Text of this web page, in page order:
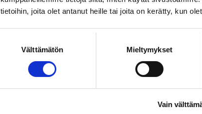
tietoihin, joita olet antanut heille tai joita on kerätty, kun
Välttämätön Mieltymykset
Vain
Akvaattiset tieteet,
kalataloustiede, limnologia,
Biokemia, bioteknologia,
biotekniikka